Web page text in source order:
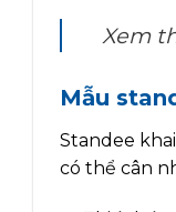
Xem
Mẫu
Standee
có thể cân